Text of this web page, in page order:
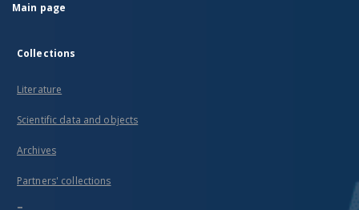
Main page
Collections
Literature
Scientific data and objects
Archives
Partners' collections
...